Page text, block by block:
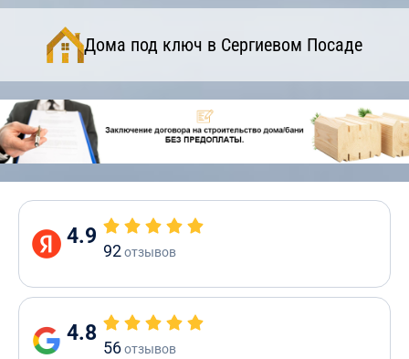
Дома под ключ в Сергиевом Посаде
4.9
92отзывов
4.8
56отзывов